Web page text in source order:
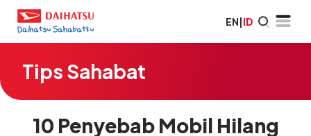
EN|ID
Tips Sahabat
10 Penyebab Mobil Hilang